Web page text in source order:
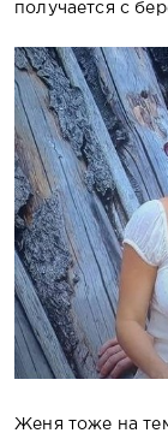
получается с
Женя тоже на